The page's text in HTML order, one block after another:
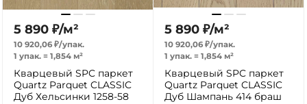
5 890 ₽/м²
10 920,06 ₽/упак.
1 упак. = 1,854 м²
Кварцевый SPC паркет
Quartz Parquet CLASSIC
Дуб Хельсинки 1258-58
5 890 ₽/м²
10 920,06 ₽/упак.
1 упак. = 1,854 м²
Кварцевый SPC паркет
Quartz Parquet CLASSIC
Дуб Шампань 414 браш